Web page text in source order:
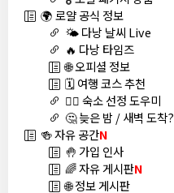
🌍 로얄 공식 정보
🌤️ 다낭 날씨 Live
🔥 다낭 타임즈
🌐 오피셜 정보
🗓️ 여행 코스 추천
🏊‍♀️ 숙소 선정 도우미
🤔 늦은 밤 / 새벽 도착?
🍻 자유 공간N
🤚 가입 인사
🌈 자유 게시판N
🌐 정보 게시판